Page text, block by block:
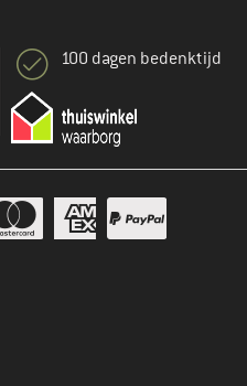
100 dagen bedenktijd